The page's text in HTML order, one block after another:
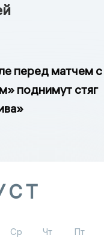
перед матчем с
поднимут стяг
Ср Чт Пт